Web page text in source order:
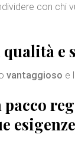
con
qualità e
vantaggioso e
pacco